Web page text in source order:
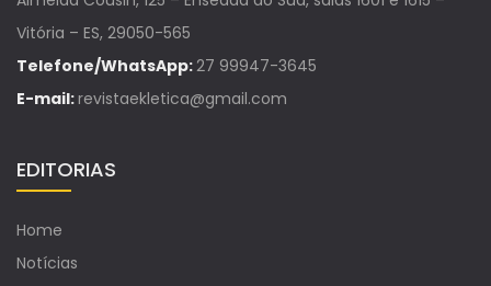
Vitória – ES, 29050-565
Telefone/WhatsApp:27 99947-3645
E-mail:revistaekletica@gmail.com
EDITORIAS
Home
Notícias